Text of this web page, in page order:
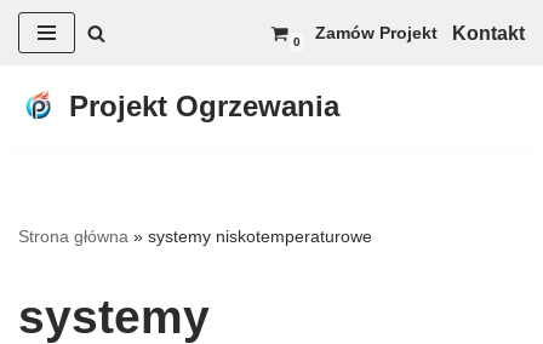
do
0 Zamów Projekt Kontakt
Projekt Ogrzewania
Strona główna » systemy niskotemperaturowe
systemy